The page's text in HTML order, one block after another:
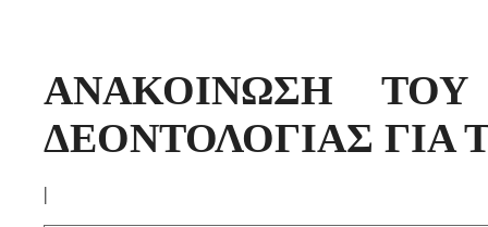
ΑΝΑΚΟΙΝΩΣΗ
ΔΕΟΝΤΟΛΟΓΙΑΣ ΓΙΑ
|